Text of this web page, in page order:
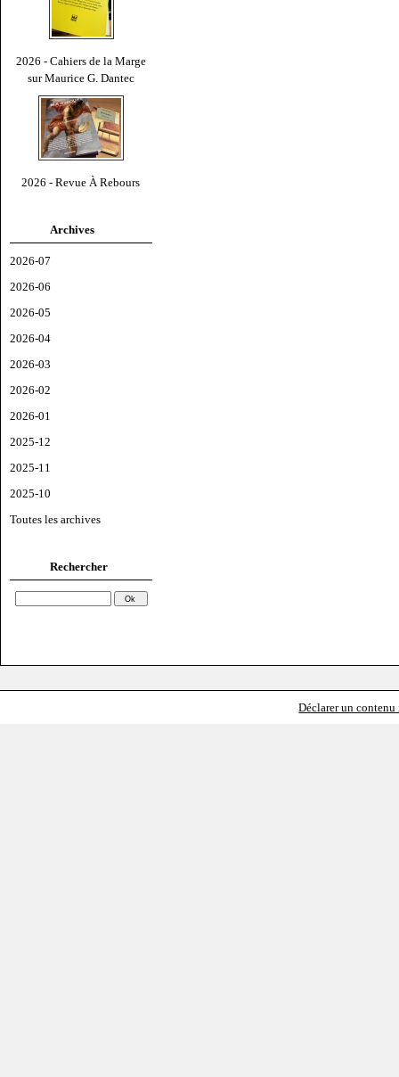
2026 - Cahiers de la Marge
sur Maurice G. Dantec
2026 - Revue À Rebours
Archives
2026-07
2026-06
2026-05
2026-04
2026-03
2026-02
2026-01
2025-12
2025-11
2025-10
Toutes les archives
Rechercher
Déclarer un